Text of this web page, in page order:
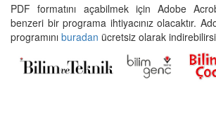
PDF formatını açabilmek için Adobe
benzeri bir programa ihtiyacınız olacaktır.
programını buradan ücretsiz olarak